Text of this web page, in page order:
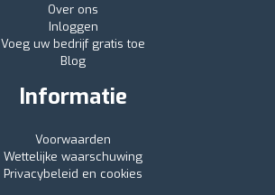
Over ons
Inloggen
Voeg uw bedrijf gratis toe
Blog
Informatie
Voorwaarden
Wettelijke waarschuwing
Privacybeleid en cookies